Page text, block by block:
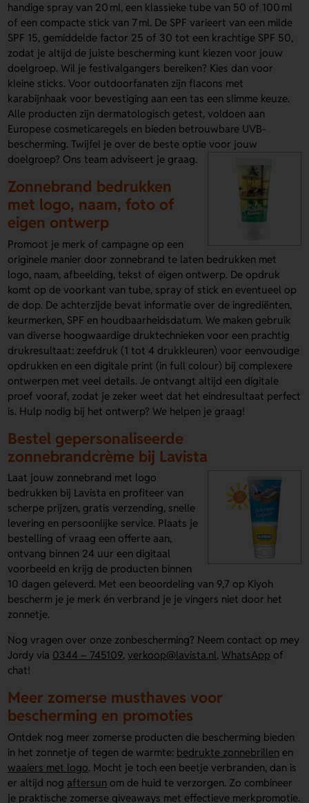
handige spray van 20 ml, een klassieke tube van 50 of 100 ml
of een compacte stick van 7 ml. De SPF varieert van een milde
SPF 15, gemiddelde factor 25 of 30 tot een krachtige SPF 50,
zodat je altijd de juiste bescherming kunt kiezen voor jouw
doelgroep. Wil je festivalgangers bereiken? Kies dan voor
kleine sticks. Voor outdoorfanaten zijn flacons met
karabijnhaak voor bevestiging aan een tas een slimme keuze.
Alle producten zijn dermatologisch getest, voldoen aan
Europese cosmeticaregels en bieden betrouwbare UVB-
bescherming. Twijfel je over de beste optie voor jouw
doelgroep? Ons team adviseert je graag.
Zonnebrand bedrukken
met logo, naam, foto of
eigen ontwerp
Promoot je merk of campagne op een
originele manier door zonnebrand te laten bedrukken met
logo, naam, afbeelding, tekst of eigen ontwerp. De opdruk
komt op de voorkant van tube, spray of stick en eventueel op
de dop. De achterzijde bevat informatie over de ingrediënten,
keurmerken, SPF en houdbaarheidsdatum. We maken gebruik
van diverse hoogwaardige druktechnieken voor een prachtig
drukresultaat: zeefdruk (1 tot 4 drukkleuren) voor eenvoudige
opdrukken en een digitale print (in full colour) bij complexere
ontwerpen met veel details. Je ontvangt altijd een digitale
proef vooraf, zodat je zeker weet dat het eindresultaat perfect
is. Hulp nodig bij het ontwerp? We helpen je graag!
Bestel gepersonaliseerde
zonnebrandcrème bij Lavista
Laat jouw zonnebrand met logo
bedrukken bij Lavista en profiteer van
scherpe prijzen, gratis verzending, snelle
levering en persoonlijke service. Plaats je
bestelling of vraag een offerte aan,
ontvang binnen 24 uur een digitaal
voorbeeld en krijg de producten binnen
10 dagen geleverd. Met een beoordeling van 9,7 op Kiyoh
bescherm je je merk én verbrand je je vingers niet door het
zonnetje.
Nog vragen over onze zonbescherming? Neem contact op mey
Jordy via 0344 – 745109, verkoop@lavista.nl,WhatsApp of
chat!
Meer zomerse musthaves voor
bescherming en promoties
Ontdek nog meer zomerse producten die bescherming bieden
in het zonnetje of tegen de warmte: bedrukte zonnebrillen en
waaiers met logo. Mocht je toch een beetje verbranden, dan is
er altijd nog aftersun om de huid te verzorgen. Zo combineer
je praktische zomerse giveaways met effectieve merkpromotie.